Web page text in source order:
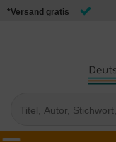
*Versand gratis